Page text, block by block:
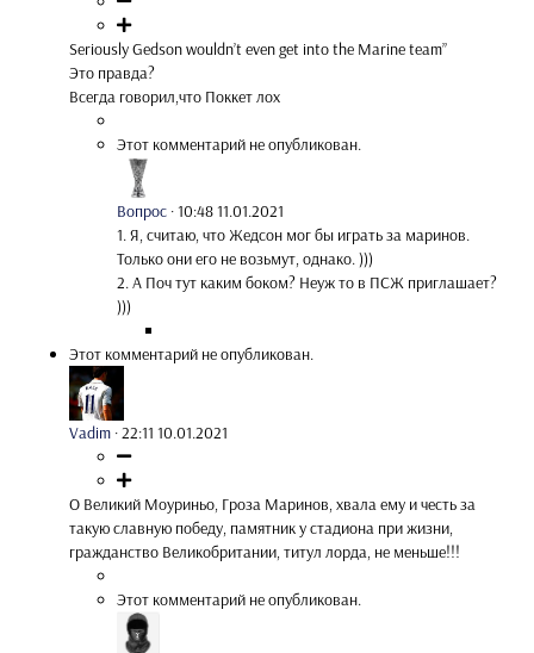
Seriously Gedson wouldn’t even get into the Marine team”
Это правда?
Всегда говорил,что Поккет лох
Этот комментарий не опубликован.
Вопрос ·10:48 11.01.2021
1. Я, считаю, что Жедсон мог бы играть за маринов.
Только они его не возьмут, однако. )))
2. А Поч тут каким боком? Неуж то в ПСЖ приглашает?
)))
Этот комментарий не опубликован.
Vadim ·22:11 10.01.2021
О Великий Моуриньо, Гроза Маринов, хвала ему и честь за
такую славную победу, памятник у стадиона при жизни,
гражданство Великобритании, титул лорда, не меньше!!!
Этот комментарий не опубликован.